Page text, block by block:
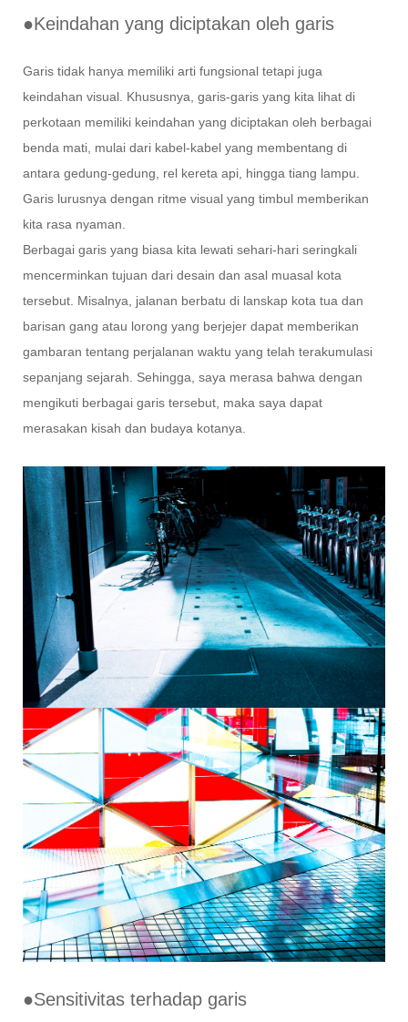
●Keindahan yang diciptakan oleh garis
Garis tidak hanya memiliki arti fungsional tetapi juga
keindahan visual. Khususnya, garis-garis yang kita lihat di
perkotaan memiliki keindahan yang diciptakan oleh berbagai
benda mati, mulai dari kabel-kabel yang membentang di
antara gedung-gedung, rel kereta api, hingga tiang lampu.
Garis lurusnya dengan ritme visual yang timbul memberikan
kita rasa nyaman.
Berbagai garis yang biasa kita lewati sehari-hari seringkali
mencerminkan tujuan dari desain dan asal muasal kota
tersebut. Misalnya, jalanan berbatu di lanskap kota tua dan
barisan gang atau lorong yang berjejer dapat memberikan
gambaran tentang perjalanan waktu yang telah terakumulasi
sepanjang sejarah. Sehingga, saya merasa bahwa dengan
mengikuti berbagai garis tersebut, maka saya dapat
merasakan kisah dan budaya kotanya.
●Sensitivitas terhadap garis